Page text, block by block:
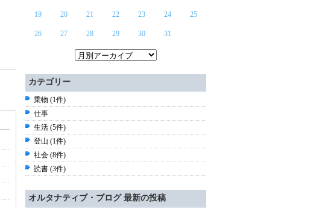
19 20 21 22 23 24 25
26 27 28 29 30 31
カテゴリー
乗物 (1件)
仕事
生活 (5件)
登山 (1件)
社会 (8件)
読書 (3件)
オルタナティブ・ブログ 最新の投稿